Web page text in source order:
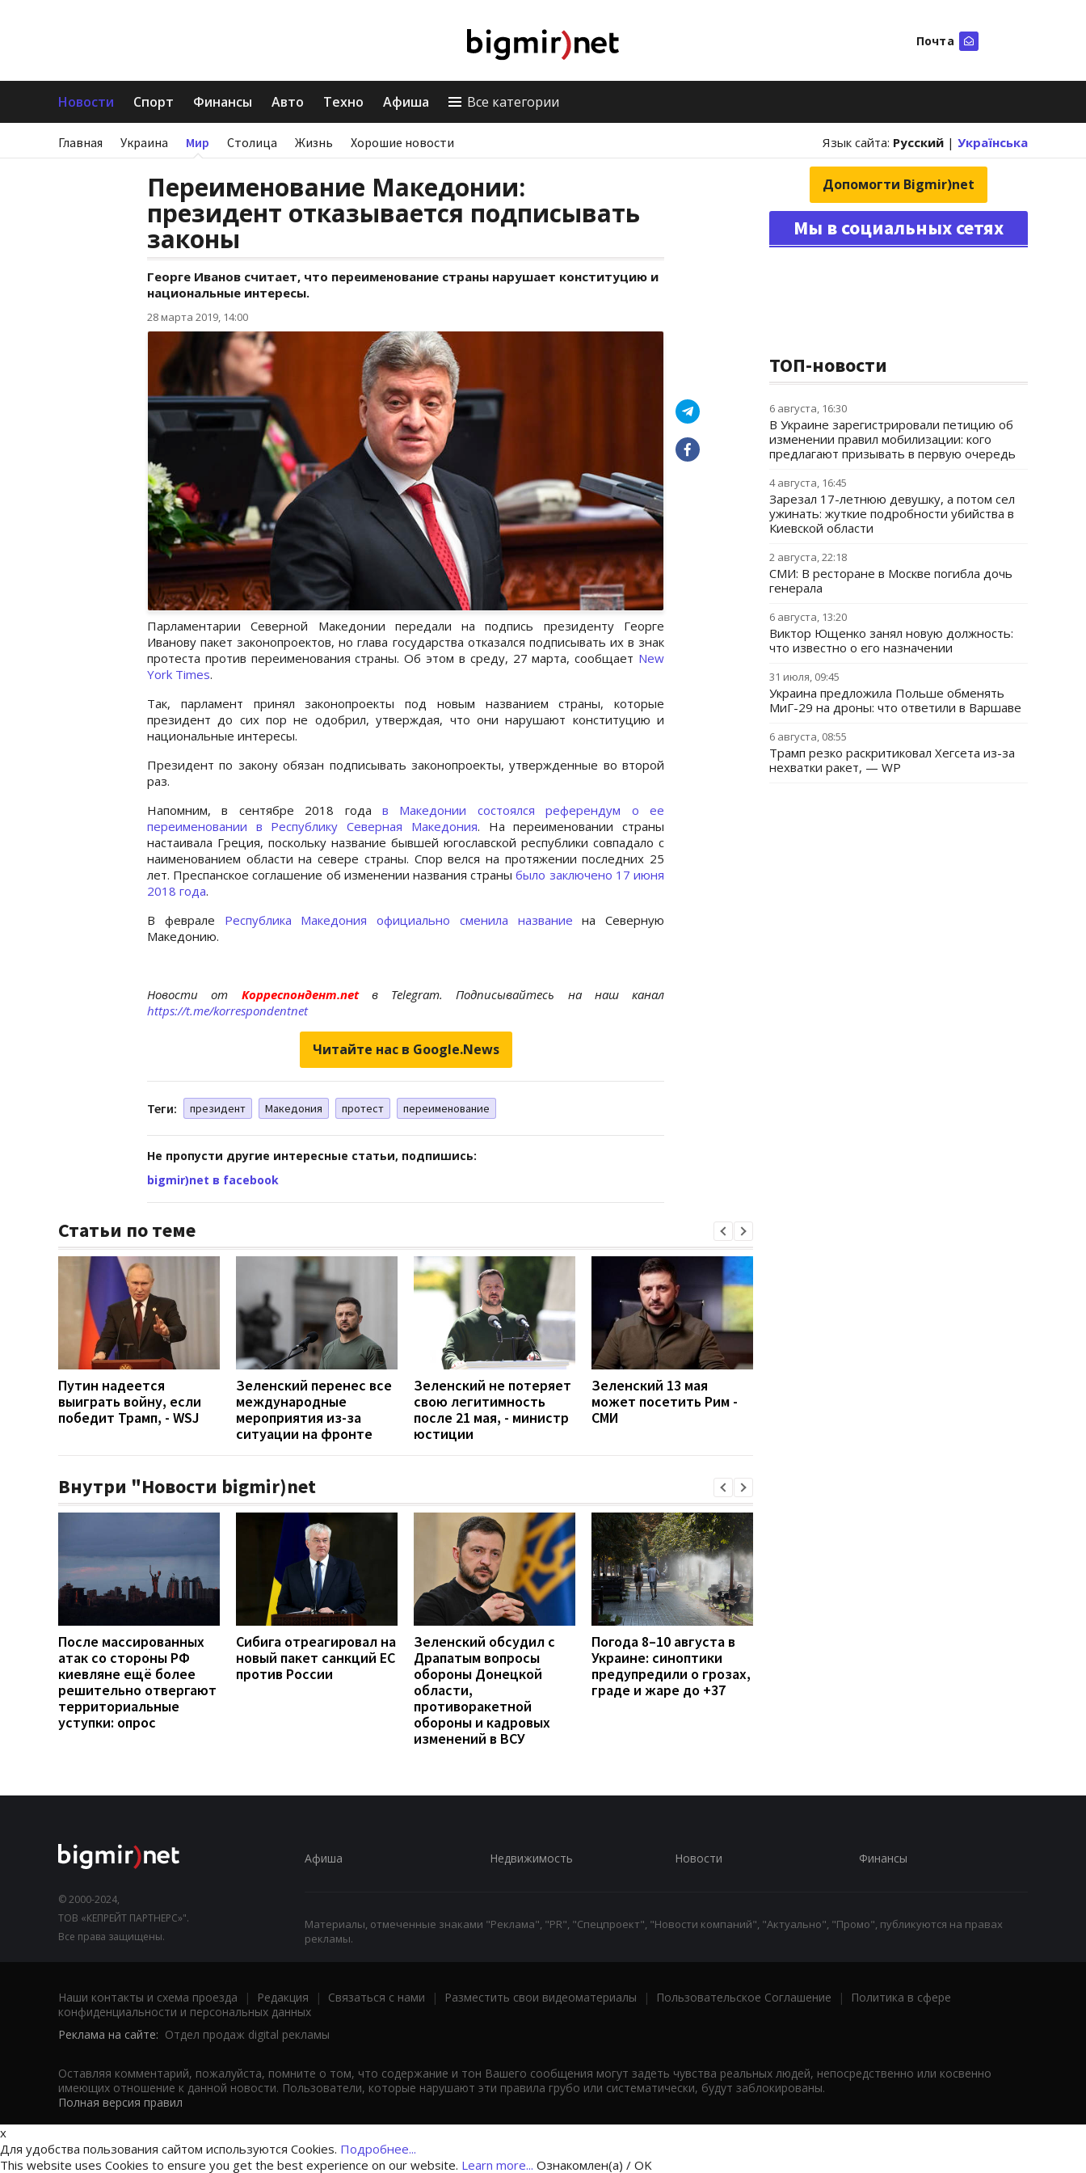
Почта
Новости Спорт Финансы Авто Техно Афиша Все категории
Главная Украина Мир Столица Жизнь Хорошие новости Язык сайта: Русский | Українська
Переименование Македонии:
президент отказывается подписывать
законы
Георге Иванов считает, что переименование страны нарушает конституцию и
национальные интересы.
28 марта 2019, 14:00
Парламентарии Северной Македонии передали на подпись президенту Георге
Иванову пакет законопроектов, но глава государства отказался подписывать их в знак
протеста против переименования страны. Об этом в среду, 27 марта, сообщает New
York Times.
Так, парламент принял законопроекты под новым названием страны, которые
президент до сих пор не одобрил, утверждая, что они нарушают конституцию и
национальные интересы.
Президент по закону обязан подписывать законопроекты, утвержденные во второй
раз.
Напомним, в сентябре 2018 года в Македонии состоялся референдум о ее
переименовании в Республику Северная Македония. На переименовании страны
настаивала Греция, поскольку название бывшей югославской республики совпадало с
наименованием области на севере страны. Спор велся на протяжении последних 25
лет. Преспанское соглашение об изменении названия страныбыло заключено 17 июня
2018 года.
В феврале Республика Македония официально сменила название на Северную
Македонию.
Новости от Корреспондент.net в Telegram. Подписывайтесь на наш канал
https://t.me/korrespondentnet
Читайте нас в Google.News
Теги: президент Македония протест переименование
Не пропусти другие интересные статьи, подпишись:
bigmir)net в facebook
Статьи по теме
Путин надеется
выиграть войну, если
победит Трамп, - WSJ
Зеленский перенес все
международные
мероприятия из-за
ситуации на фронте
Зеленский не потеряет
свою легитимность
после 21 мая, - министр
юстиции
Зеленский 13 мая
может посетить Рим -
СМИ
Внутри "Новости bigmir)net
После массированных
атак со стороны РФ
киевляне ещё более
решительно отвергают
территориальные
уступки: опрос
Сибига отреагировал на
новый пакет санкций ЕС
против России
Зеленский обсудил с
Драпатым вопросы
обороны Донецкой
области,
противоракетной
обороны и кадровых
изменений в ВСУ
Погода 8–10 августа в
Украине: синоптики
предупредили о грозах,
граде и жаре до +37
Допомогти Bigmir)net
Мы в социальных сетях
ТОП-новости
6 августа, 16:30
В Украине зарегистрировали петицию об
изменении правил мобилизации: кого
предлагают призывать в первую очередь
4 августа, 16:45
Зарезал 17-летнюю девушку, а потом сел
ужинать: жуткие подробности убийства в
Киевской области
2 августа, 22:18
СМИ: В ресторане в Москве погибла дочь
генерала
6 августа, 13:20
Виктор Ющенко занял новую должность:
что известно о его назначении
31 июля, 09:45
Украина предложила Польше обменять
МиГ-29 на дроны: что ответили в Варшаве
6 августа, 08:55
Трамп резко раскритиковал Хегсета из-за
нехватки ракет, — WP
© 2000-2024,
ТОВ «КЕПРЕЙТ ПАРТНЕРС»".
Все права защищены.
Афиша Недвижимость Новости Финансы
Материалы, отмеченные знаками "Реклама", "PR", "Спецпроект", "Новости компаний", "Актуально", "Промо", публикуются на правах
рекламы.
Наши контакты и схема проезда | Редакция | Связаться с нами | Разместить свои видеоматериалы | Пользовательское Соглашение |
Политика в сфере
конфиденциальности и персональных данных
Реклама на сайте: Отдел продаж digital рекламы
Оставляя комментарий, пожалуйста, помните о том, что содержание и тон Вашего сообщения могут задеть чувства реальных людей, непосредственно или косвенно
имеющих отношение к данной новости. Пользователи, которые нарушают эти правила грубо или систематически, будут заблокированы.
Полная версия правил
x
Для удобства пользования сайтом используются Cookies. Подробнее...
This website uses Cookies to ensure you get the best experience on our website. Learn more... Ознакомлен(а) / OK